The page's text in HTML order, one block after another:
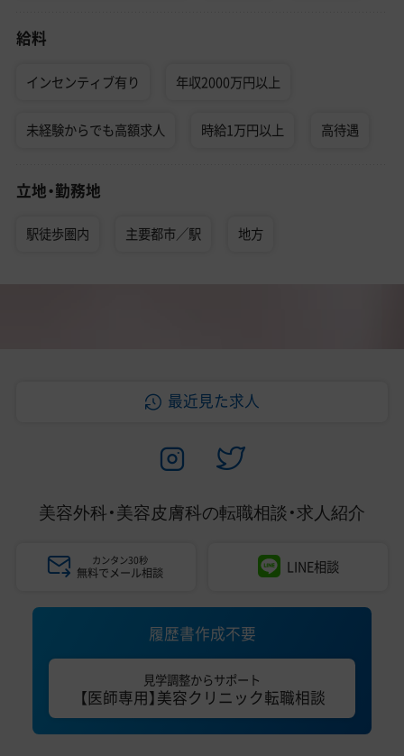
給料
インセンティブ有り 年収2000万円以上
未経験からでも高額求人 時給1万円以上 高待遇
立地・勤務地
駅徒歩圏内 主要都市／駅 地方
最近見た求人
美容外科・美容皮膚科の転職相談・求人紹介
カンタン30秒
無料でメール相談 LINE相談
履歴書作成不要
見学調整からサポート
【医師専用】美容クリニック転職相談